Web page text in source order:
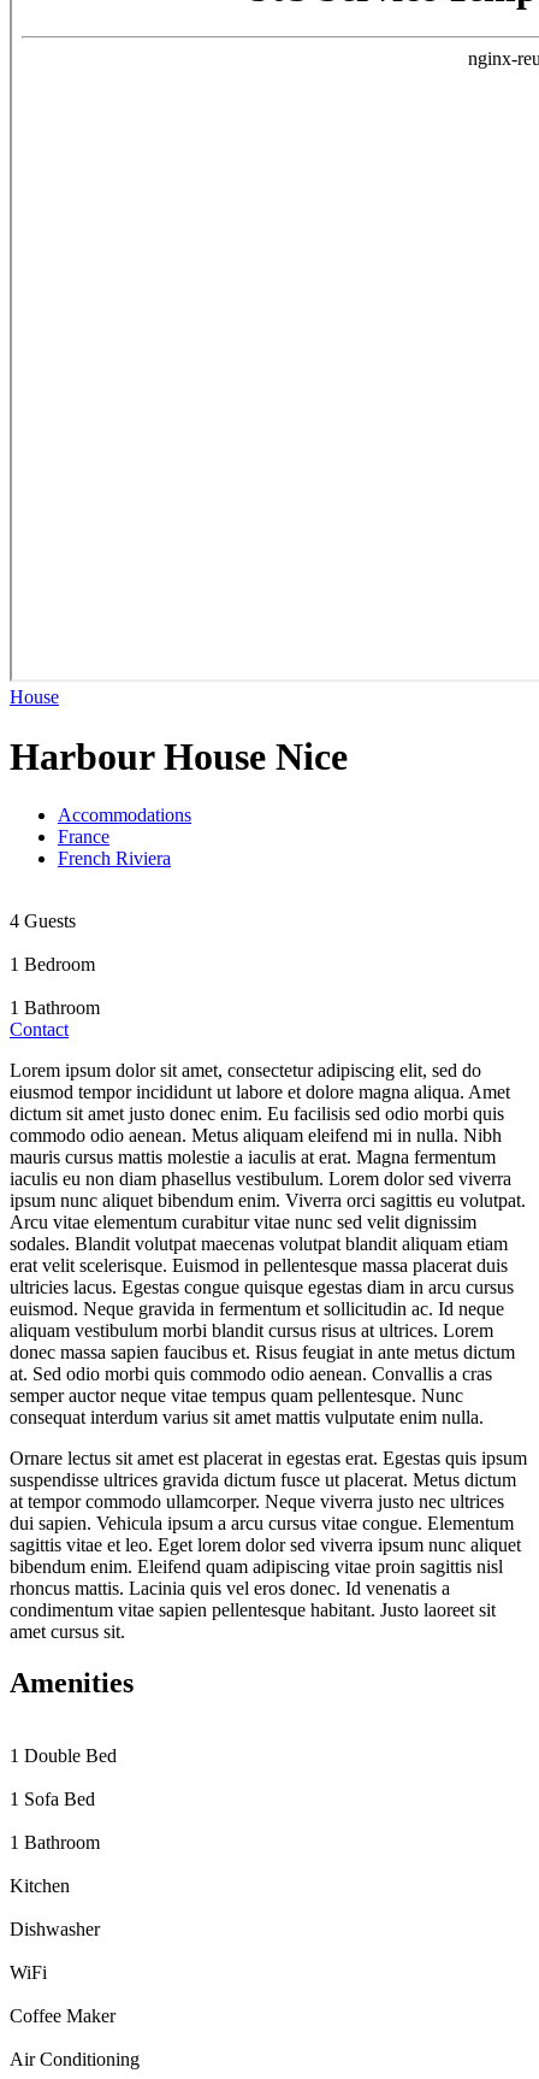
House
Harbour House Nice
Accommodations
France
French Riviera
4 Guests
1 Bedroom
1 Bathroom
Contact
Lorem ipsum dolor sit amet, consectetur adipiscing elit, sed do
eiusmod tempor incididunt ut labore et dolore magna aliqua. Amet
dictum sit amet justo donec enim. Eu facilisis sed odio morbi quis
commodo odio aenean. Metus aliquam eleifend mi in nulla. Nibh
mauris cursus mattis molestie a iaculis at erat. Magna fermentum
iaculis eu non diam phasellus vestibulum. Lorem dolor sed viverra
ipsum nunc aliquet bibendum enim. Viverra orci sagittis eu volutpat.
Arcu vitae elementum curabitur vitae nunc sed velit dignissim
sodales. Blandit volutpat maecenas volutpat blandit aliquam etiam
erat velit scelerisque. Euismod in pellentesque massa placerat duis
ultricies lacus. Egestas congue quisque egestas diam in arcu cursus
euismod. Neque gravida in fermentum et sollicitudin ac. Id neque
aliquam vestibulum morbi blandit cursus risus at ultrices. Lorem
donec massa sapien faucibus et. Risus feugiat in ante metus dictum
at. Sed odio morbi quis commodo odio aenean. Convallis a cras
semper auctor neque vitae tempus quam pellentesque. Nunc
consequat interdum varius sit amet mattis vulputate enim nulla.
Ornare lectus sit amet est placerat in egestas erat. Egestas quis ipsum
suspendisse ultrices gravida dictum fusce ut placerat. Metus dictum
at tempor commodo ullamcorper. Neque viverra justo nec ultrices
dui sapien. Vehicula ipsum a arcu cursus vitae congue. Elementum
sagittis vitae et leo. Eget lorem dolor sed viverra ipsum nunc aliquet
bibendum enim. Eleifend quam adipiscing vitae proin sagittis nisl
rhoncus mattis. Lacinia quis vel eros donec. Id venenatis a
condimentum vitae sapien pellentesque habitant. Justo laoreet sit
amet cursus sit.
Amenities
1 Double Bed
1 Sofa Bed
1 Bathroom
Kitchen
Dishwasher
WiFi
Coffee Maker
Air Conditioning